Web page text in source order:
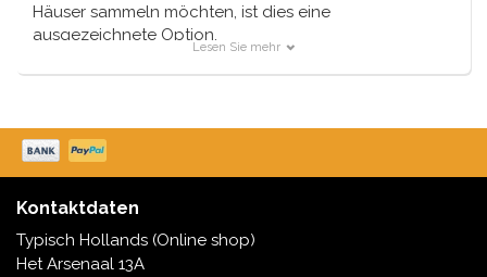
Häuser sammeln möchten, ist dies eine
ausgezeichnete Option.
Lesen Sie mehr
Kontaktdaten
Typisch Hollands (Online shop)
Het Arsenaal 13A